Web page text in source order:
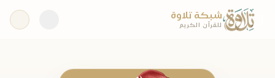
شبكة تلاوة
للقرآن الكريم